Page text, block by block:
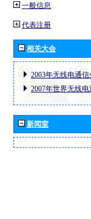
一般信息
代表注册
相关大会
2003年无线电通
2007年世界无线
新闻室